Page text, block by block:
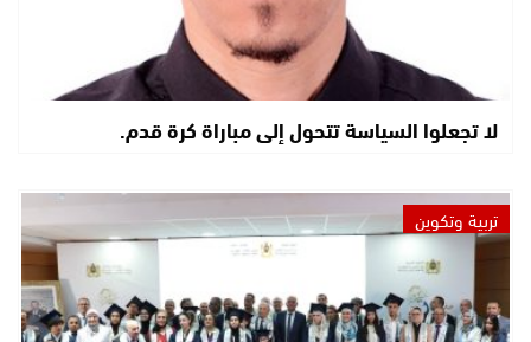
لا تجعلوا السياسة تتحول إلى مباراة كرة قدم.
تربية وتكوين